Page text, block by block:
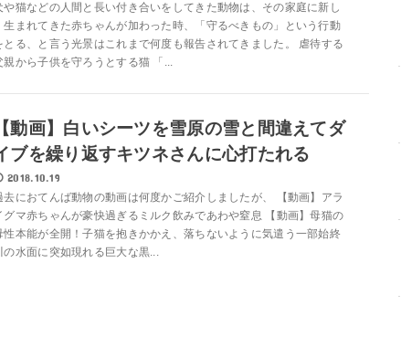
や猫などの人間と長い付き合いをしてきた動物は、その家庭に新し
生まれてきた赤ちゃんが加わった時、「守るべきもの」という行動
とる、と言う光景はこれまで何度も報告されてきました。 虐待する
親から子供を守ろうとする猫 「...
動画】白いシーツを雪原の雪と間違えてダ
ブを繰り返すキツネさんに心打たれる
2018.10.19
去におてんば動物の動画は何度かご紹介しましたが、 【動画】アラ
グマ赤ちゃんが豪快過ぎるミルク飲みであわや窒息 【動画】母猫の
性本能が全開！子猫を抱きかかえ、落ちないように気遣う一部始終
の水面に突如現れる巨大な黒...